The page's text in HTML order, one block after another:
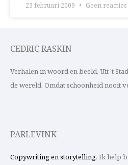
23 februari 2009 Geen reacties
CEDRIC RASKIN
Verhalen in woord en beeld. Uit ’t
de wereld. Omdat schoonheid nooit
PARLEVINK
Copywriting en storytelling. Ik help